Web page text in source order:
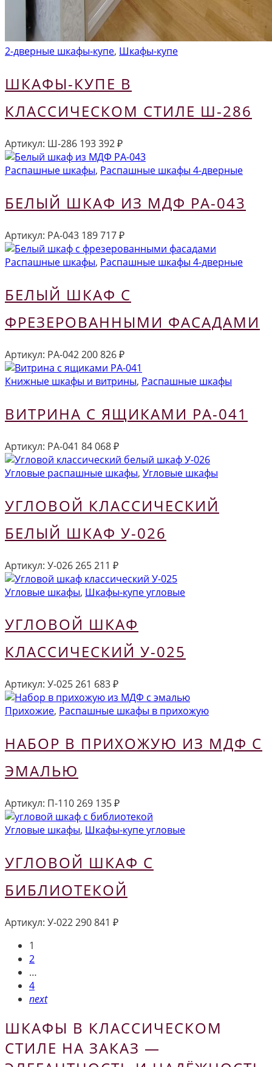
2-дверные шкафы-купе, Шкафы-купе
ШКАФЫ-КУПЕ В
КЛАССИЧЕСКОМ СТИЛЕ Ш-286
Артикул: Ш-286 193 392₽
Распашные шкафы, Распашные шкафы 4-дверные
БЕЛЫЙ ШКАФ ИЗ МДФ РА-043
Артикул: РА-043 189 717₽
Распашные шкафы, Распашные шкафы 4-дверные
БЕЛЫЙ ШКАФ С
ФРЕЗЕРОВАННЫМИ ФАСАДАМИ
Артикул: РА-042200 826₽
Книжные шкафы и витрины, Распашные шкафы
ВИТРИНА С ЯЩИКАМИ РА-041
Артикул: РА-041 84 068₽
Угловые распашные шкафы, Угловые шкафы
УГЛОВОЙ КЛАССИЧЕСКИЙ
БЕЛЫЙ ШКАФ У-026
Артикул: У-026265 211 ₽
Угловые шкафы, Шкафы-купе угловые
УГЛОВОЙ ШКАФ
КЛАССИЧЕСКИЙ У-025
Артикул: У-025261 683₽
Прихожие, Распашные шкафы в прихожую
НАБОР В ПРИХОЖУЮ ИЗ МДФ С
ЭМАЛЬЮ
Артикул: П-110269 135₽
Угловые шкафы, Шкафы-купе угловые
УГЛОВОЙ ШКАФ С
БИБЛИОТЕКОЙ
Артикул: У-022290 841 ₽
1
2
…
4
next
ШКАФЫ В КЛАССИЧЕСКОМ
СТИЛЕ НА ЗАКАЗ —